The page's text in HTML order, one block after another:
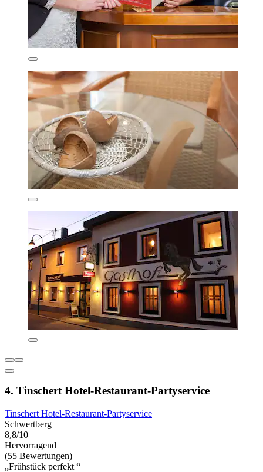
4. Tinschert Hotel-Restaurant-Partyservice
Tinschert Hotel-Restaurant-Partyservice
Schwertberg
8,8/10
Hervorragend
(55 Bewertungen)
„Frühstück perfekt “